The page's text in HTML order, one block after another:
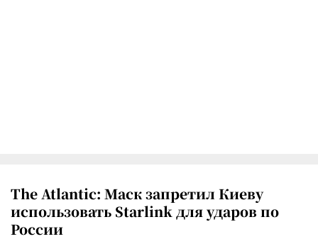
The Atlantic: Маск запретил Киеву
использовать Starlink для ударов по
России